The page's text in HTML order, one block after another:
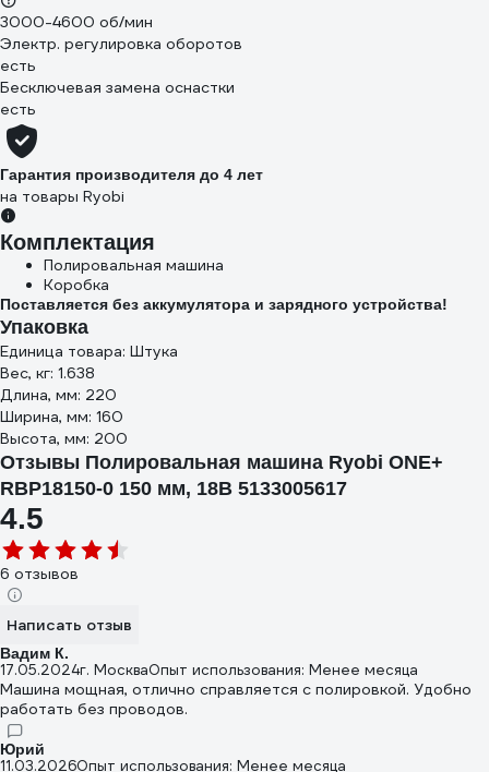
3000-4600 об/мин
Электр. регулировка оборотов
есть
Бесключевая замена оснастки
есть
Гарантия производителя до 4 лет
на товары Ryobi
Комплектация
Полировальная машина
Коробка
Поставляется без аккумулятора и зарядного устройства!
Упаковка
Единица товара: Штука
Вес, кг: 1.638
Длина, мм: 220
Ширина, мм: 160
Высота, мм: 200
Отзывы Полировальная машина Ryobi ONE+
RBP18150-0 150 мм, 18В 5133005617
4.5
6 отзывов
Написать отзыв
Вадим К.
17.05.2024г. МоскваОпыт использования: Менее месяца
Машина мощная, отлично справляется с полировкой. Удобно
работать без проводов.
Юрий
11.03.2026Опыт использования: Менее месяца